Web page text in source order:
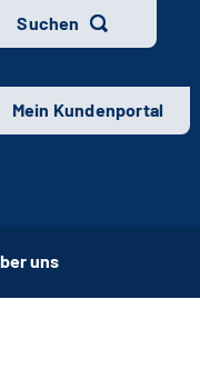
Suchen
Mein Kundenportal
uns